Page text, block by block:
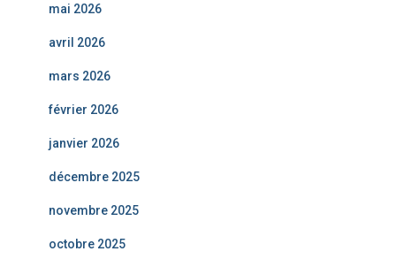
mai 2026
avril 2026
mars 2026
février 2026
janvier 2026
décembre 2025
novembre 2025
octobre 2025